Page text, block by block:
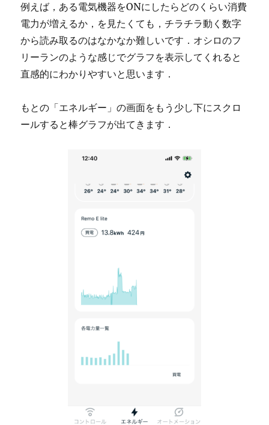
例えば，ある電気機器をONにしたらどのくらい消費
電力が増えるか，を見たくても，チラチラ動く数字
から読み取るのはなかなか難しいです．オシロのフ
リーランのような感じでグラフを表示してくれると
直感的にわかりやすいと思います．
もとの「エネルギー」の画面をもう少し下にスクロ
ールすると棒グラフが出てきます．